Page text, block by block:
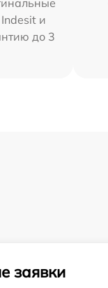
и
до 3
заявки